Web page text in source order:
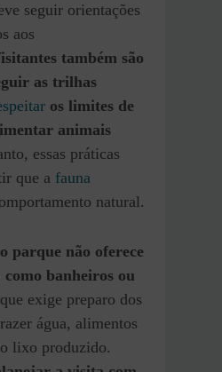
seguir orientações
aos
também são
as trilhas
os limites de
animais
essas práticas
que a fauna
natural.
o parque não oferece
banheiros ou
exige preparo dos
água, alimentos
lixo produzido.